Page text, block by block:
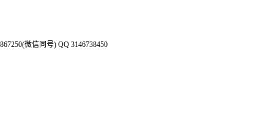
微信同号) QQ 3146738450